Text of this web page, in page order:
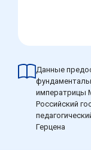
Данные
императрицы
Российский
Герцена